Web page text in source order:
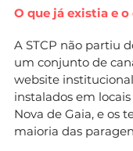
O que já existia e o
A STCP não partiu
um conjunto de
website
instalados em
Nova de Gaia, e os
maioria das